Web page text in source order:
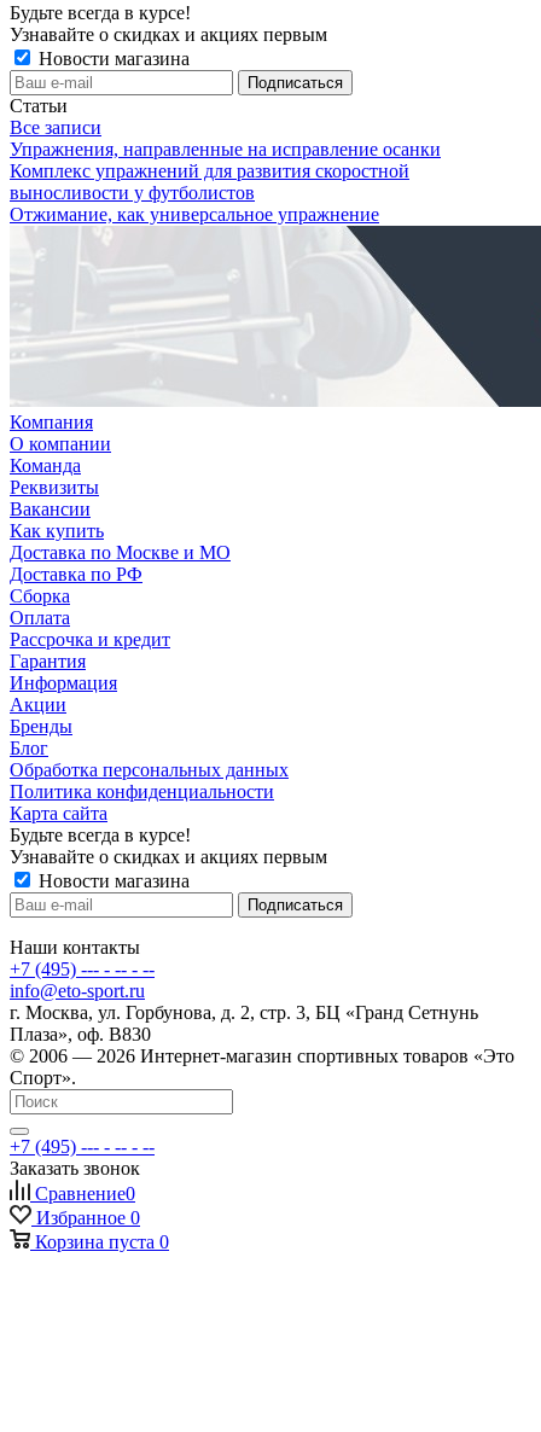
Будьте всегда в курсе!
Узнавайте о скидках и акциях первым
Новости магазина
Статьи
Все записи
Упражнения, направленные на исправление осанки
Комплекс упражнений для развития скоростной
выносливости у футболистов
Отжимание, как универсальное упражнение
Компания
О компании
Команда
Реквизиты
Вакансии
Как купить
Доставка по Москве и МО
Доставка по РФ
Сборка
Оплата
Рассрочка и кредит
Гарантия
Информация
Акции
Бренды
Блог
Обработка персональных данных
Политика конфиденциальности
Карта сайта
Будьте всегда в курсе!
Узнавайте о скидках и акциях первым
Новости магазина
Наши контакты
+7 (495) --- - -- - --
info@eto-sport.ru
г. Москва, ул. Горбунова, д. 2, стр. 3, БЦ «Гранд Сетнунь
Плаза», оф. В830
© 2006 — 2026 Интернет-магазин спортивных товаров «Это
Спорт».
+7 (495) --- - -- - --
Заказать звонок
Сравнение0
Избранное 0
Корзина пуста 0